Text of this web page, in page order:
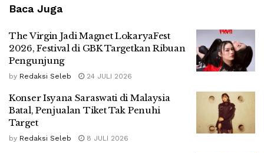
Baca Juga
The Virgin Jadi Magnet LokaryaFest
2026, Festival di GBK Targetkan Ribuan
Pengunjung
by Redaksi Seleb 24 JULI 2026
Konser Isyana Saraswati di Malaysia
Batal, Penjualan Tiket Tak Penuhi
Target
by Redaksi Seleb 8 JULI 2026